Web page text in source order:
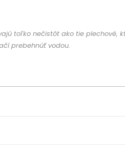
toľko nečistôt ako tie plechové,
prebehnúť vodou.